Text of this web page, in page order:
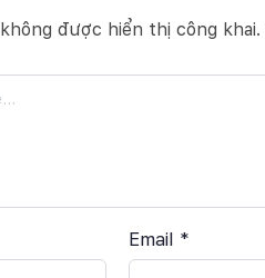
không được hiển thị công khai.
Email *